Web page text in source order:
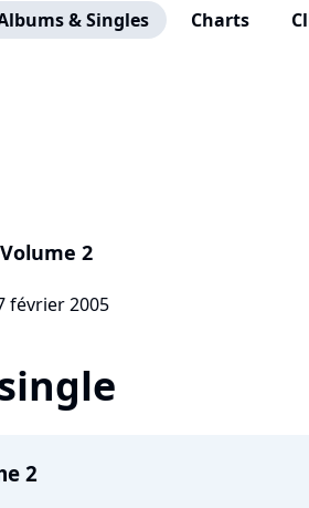
& Singles Charts
2
février 2005
2